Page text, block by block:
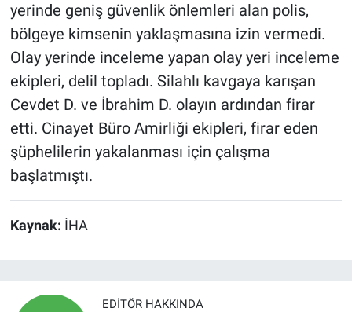
yerinde geniş güvenlik önlemleri alan polis,
bölgeye kimsenin yaklaşmasına izin vermedi.
Olay yerinde inceleme yapan olay yeri inceleme
ekipleri, delil topladı. Silahlı kavgaya karışan
Cevdet D. ve İbrahim D. olayın ardından firar
etti. Cinayet Büro Amirliği ekipleri, firar eden
şüphelilerin yakalanması için çalışma
başlatmıştı.
Kaynak: İHA
EDITÖR HAKKINDA